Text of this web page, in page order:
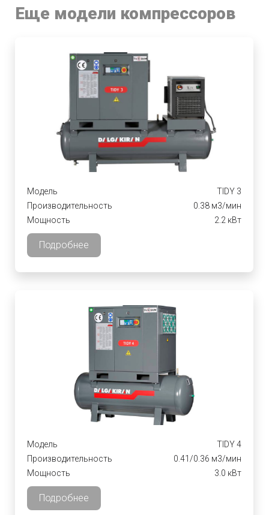
Еще модели компрессоров
Модель
TIDY 3
Производительность
0.38 м3/мин
Мощность
2.2 кВт
Подробнее
Модель
TIDY 4
Производительность
0.41/0.36 м3/мин
Мощность
3.0 кВт
Подробнее